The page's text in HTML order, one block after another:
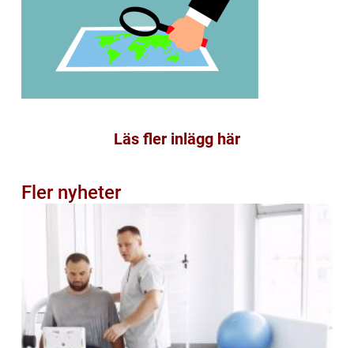
Läs fler inlägg här
Fler nyheter